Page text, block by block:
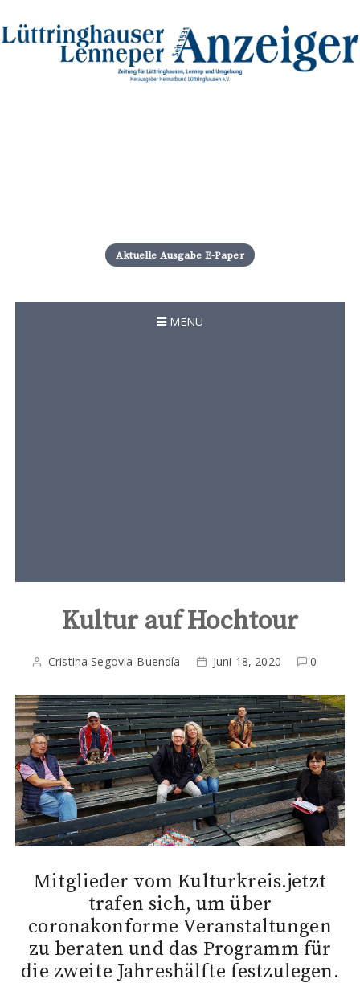
i
p
c
Aktuelle Ausgabe E-Paper
MENU
Kultur auf Hochtour
Cristina Segovia-Buendía Juni 18, 2020 0
Mitglieder vom Kulturkreis.jetzt
trafen sich, um über
coronakonforme Veranstaltungen
zu beraten und das Programm für
die zweite Jahreshälfte festzulegen.